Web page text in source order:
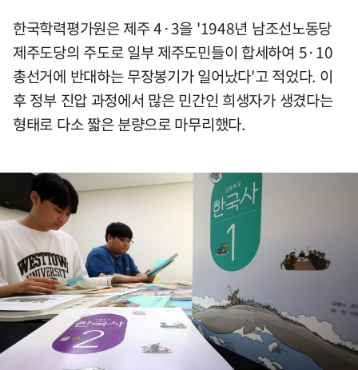
한국학력평가원은 제주 4·3을 '1948년 남조선노동당
제주도당의 주도로 일부 제주도민들이 합세하여 5·10
총선거에 반대하는 무장봉기가 일어났다'고 적었다. 이
후 정부 진압 과정에서 많은 민간인 희생자가 생겼다는
형태로 다소 짧은 분량으로 마무리했다.